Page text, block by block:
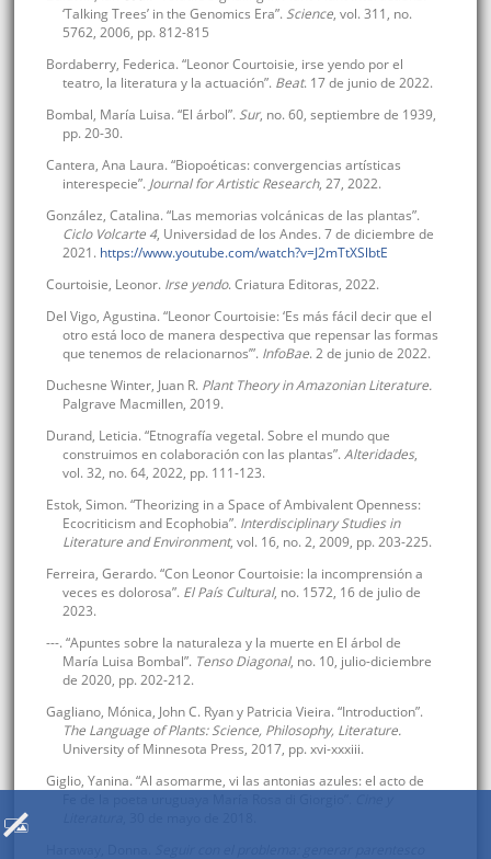
‘Talking Trees’ in the Genomics Era”. Science, vol. 311, no.
5762, 2006, pp. 812-815
Bordaberry, Federica. “Leonor Courtoisie, irse yendo por el
teatro, la literatura y la actuación”. Beat. 17 de junio de 2022.
Bombal, María Luisa. “El árbol”. Sur, no. 60, septiembre de 1939,
pp. 20-30.
Cantera, Ana Laura. “Biopoéticas: convergencias artísticas
interespecie”. Journal for Artistic Research, 27, 2022.
González, Catalina. “Las memorias volcánicas de las plantas”.
Ciclo Volcarte 4, Universidad de los Andes. 7 de diciembre de
2021. https://www.youtube.com/watch?v=J2mTtXSlbtE
Courtoisie, Leonor. Irse yendo. Criatura Editoras, 2022.
Del Vigo, Agustina. “Leonor Courtoisie: ‘Es más fácil decir que el
otro está loco de manera despectiva que repensar las formas
que tenemos de relacionarnos’”. InfoBae. 2 de junio de 2022.
Duchesne Winter, Juan R. Plant Theory in Amazonian Literature.
Palgrave Macmillen, 2019.
Durand, Leticia. “Etnografía vegetal. Sobre el mundo que
construimos en colaboración con las plantas”. Alteridades,
vol. 32, no. 64, 2022, pp. 111-123.
Estok, Simon. “Theorizing in a Space of Ambivalent Openness:
Ecocriticism and Ecophobia”. Interdisciplinary Studies in
Literature and Environment, vol. 16, no. 2, 2009, pp. 203-225.
Ferreira, Gerardo. “Con Leonor Courtoisie: la incomprensión a
veces es dolorosa”. El País Cultural, no. 1572, 16 de julio de
2023.
---. “Apuntes sobre la naturaleza y la muerte en El árbol de
María Luisa Bombal”. Tenso Diagonal, no. 10, julio-diciembre
de 2020, pp. 202-212.
Gagliano, Mónica, John C. Ryan y Patricia Vieira. “Introduction”.
The Language of Plants: Science, Philosophy, Literature.
University of Minnesota Press, 2017, pp. xvi-xxxiii.
Giglio, Yanina. “Al asomarme, vi las antonias azules: el acto de